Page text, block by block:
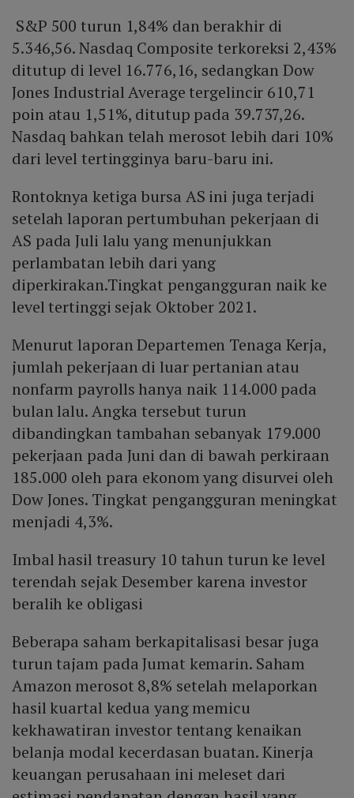
S&P 500 turun 1,84% dan berakhir di
5.346,56. Nasdaq Composite terkoreksi 2,43%
ditutup di level 16.776,16, sedangkan Dow
Jones Industrial Average tergelincir 610,71
poin atau 1,51%, ditutup pada 39.737,26.
Nasdaq bahkan telah merosot lebih dari 10%
dari level tertingginya baru-baru ini.
Rontoknya ketiga bursa AS ini juga terjadi
setelah laporan pertumbuhan pekerjaan di
AS pada Juli lalu yang menunjukkan
perlambatan lebih dari yang
diperkirakan.Tingkat pengangguran naik ke
level tertinggi sejak Oktober 2021.
Menurut laporan Departemen Tenaga Kerja,
jumlah pekerjaan di luar pertanian atau
nonfarm payrolls hanya naik 114.000 pada
bulan lalu. Angka tersebut turun
dibandingkan tambahan sebanyak 179.000
pekerjaan pada Juni dan di bawah perkiraan
185.000 oleh para ekonom yang disurvei oleh
Dow Jones. Tingkat pengangguran meningkat
menjadi 4,3%.
Imbal hasil treasury 10 tahun turun ke level
terendah sejak Desember karena investor
beralih ke obligasi
Beberapa saham berkapitalisasi besar juga
turun tajam pada Jumat kemarin. Saham
Amazon merosot 8,8% setelah melaporkan
hasil kuartal kedua yang memicu
kekhawatiran investor tentang kenaikan
belanja modal kecerdasan buatan. Kinerja
keuangan perusahaan ini meleset dari